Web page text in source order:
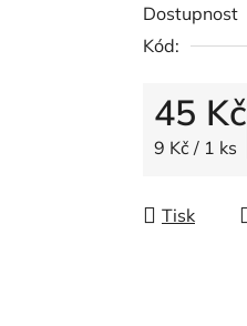
0,0
z
hvězdiček.
Dostupnost
Kód:
45 Kč
Měrná cena:
9 Kč / 1 ks
Tisk